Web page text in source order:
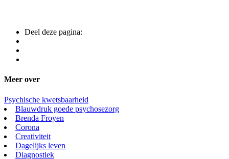
Deel deze pagina:
Meer over
Psychische kwetsbaarheid
Blauwdruk goede psychosezorg
Brenda Froyen
Corona
Creativiteit
Dagelijks leven
Diagnostiek